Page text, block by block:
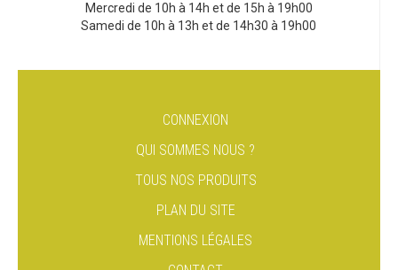
Mercredi de 10h à 14h et de 15h à 19h00
Samedi de 10h à 13h et de 14h30 à 19h00
CONNEXION
QUI SOMMES NOUS ?
TOUS NOS PRODUITS
PLAN DU SITE
MENTIONS LÉGALES